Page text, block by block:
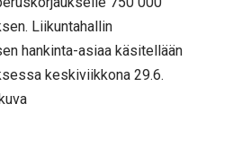
Liikuntahallin
hankinta-asiaa käsitellään
keskiviikkona 29.6.